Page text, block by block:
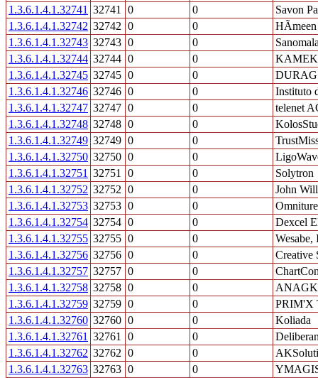
1.3.6.1.4.1.32741 32741 0 0
Savon
1.3.6.1.4.1.32742 32742 0 0
1.3.6.1.4.1.32743 32743 0 0
1.3.6.1.4.1.32744 32744 0 0
1.3.6.1.4.1.32745 32745 0 0
DURAG
1.3.6.1.4.1.32746 32746 0 0
Instituto
1.3.6.1.4.1.32747 32747 0 0
telenet
1.3.6.1.4.1.32748 32748 0 0
1.3.6.1.4.1.32749 32749 0 0
1.3.6.1.4.1.32750 32750 0 0
1.3.6.1.4.1.32751 32751 0 0
Solytron
1.3.6.1.4.1.32752 32752 0 0
John
1.3.6.1.4.1.32753 32753 0 0
1.3.6.1.4.1.32754 32754 0 0
Dexcel
1.3.6.1.4.1.32755 32755 0 0
Wesabe,
1.3.6.1.4.1.32756 32756 0 0
Creative
1.3.6.1.4.1.32757 32757 0 0
1.3.6.1.4.1.32758 32758 0 0
1.3.6.1.4.1.32759 32759 0 0
PRIM'X
1.3.6.1.4.1.32760 32760 0 0
Koliada
1.3.6.1.4.1.32761 32761 0 0
1.3.6.1.4.1.32762 32762 0 0
1.3.6.1.4.1.32763 32763 0 0